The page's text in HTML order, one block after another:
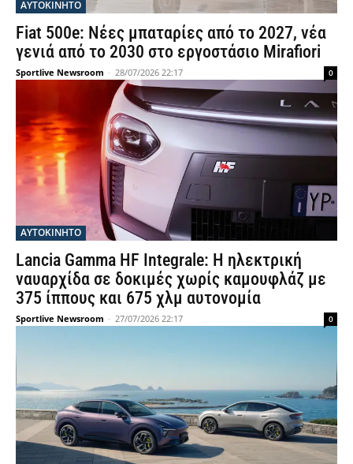
ΑΥΤΟΚΙΝΗΤΟ
Fiat 500e: Νέες μπαταρίες από το 2027, νέα
γενιά από το 2030 στο εργοστάσιο Mirafiori
Sportlive Newsroom - 28/07/2026 22:17 0
ΑΥΤΟΚΙΝΗΤΟ
Lancia Gamma HF Integrale: Η ηλεκτρική
ναυαρχίδα σε δοκιμές χωρίς καμουφλάζ με
375 ίππους και 675 χλμ αυτονομία
Sportlive Newsroom - 27/07/2026 22:17 0